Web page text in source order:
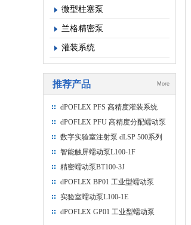
微型柱塞泵
兰格精密泵
灌装系统
推荐产品 More
dPOFLEX PFS 高精度灌装系统
dPOFLEX PFU 高精度分配蠕动泵
数字实验室注射泵 dLSP 500系列
智能触屏蠕动泵L100-1F
精密蠕动泵BT100-3J
dPOFLEX BP01 工业型蠕动泵
实验室蠕动泵L100-1E
dPOFLEX GP01 工业型蠕动泵